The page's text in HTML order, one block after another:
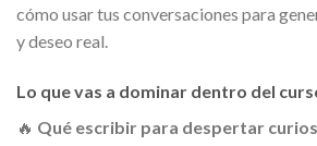
cómo usar tus conversaciones para
y deseo real.
Lo que vas a dominar dentro del
🔥 Qué escribir para despertar